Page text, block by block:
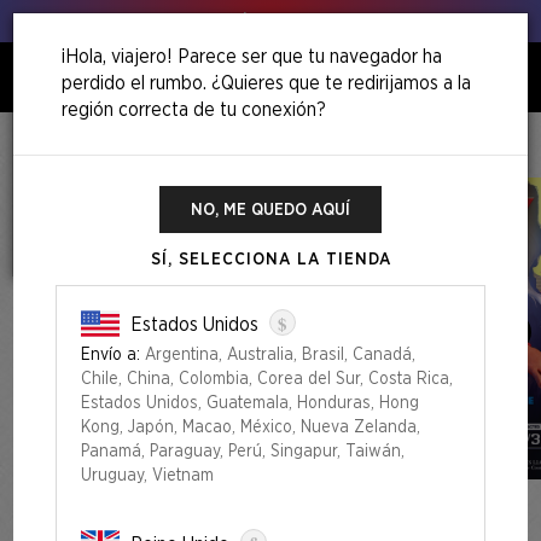
0
¡Hola, viajero! Parece ser que tu navegador ha
perdido el rumbo. ¿Quieres que te redirijamos a la
región correcta de tu conexión?
NO, ME QUEDO AQUÍ
SÍ, SELECCIONA LA TIENDA
Estados Unidos $
Envío a: Argentina, Australia, Brasil, Canadá,
Chile, China, Colombia, Corea del Sur, Costa Rica,
Estados Unidos, Guatemala, Honduras, Hong
Kong, Japón, Macao, México, Nueva Zelanda,
Panamá, Paraguay, Perú, Singapur, Taiwán,
Uruguay, Vietnam